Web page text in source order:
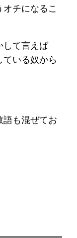
チになるこ
して言えば
ている奴から
語も混ぜてお